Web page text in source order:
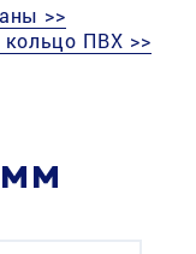
>>
ПВХ >>
ММ